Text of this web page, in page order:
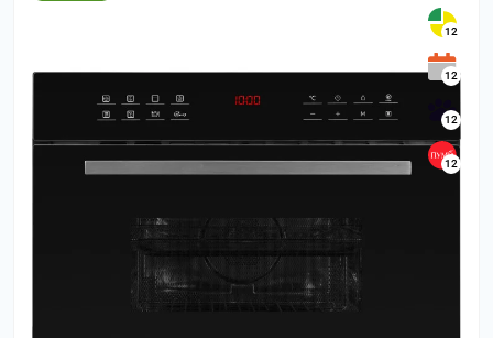
12
12
12
12